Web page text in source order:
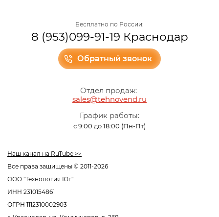
Бесплатно по России:
8 (953)099-91-19 Краснодар
Обратный звонок
Наш канал на RuTube >>
Все права защищены © 2011-2026
ООО "Технология Юг"
ИНН 2310154861
ОГРН 1112310002903
Отдел продаж:
sales@tehnovend.ru
График работы:
с 9:00 до 18:00 (Пн-Пт)